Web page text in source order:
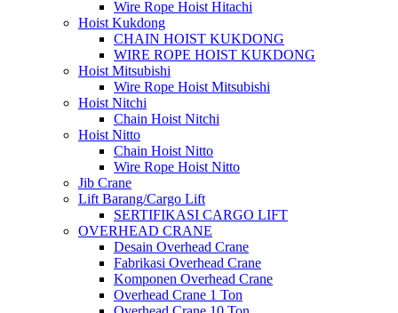
Wire Rope Hoist Hitachi
Hoist Kukdong
CHAIN HOIST KUKDONG
WIRE ROPE HOIST KUKDONG
Hoist Mitsubishi
Wire Rope Hoist Mitsubishi
Hoist Nitchi
Chain Hoist Nitchi
Hoist Nitto
Chain Hoist Nitto
Wire Rope Hoist Nitto
Jib Crane
Lift Barang/Cargo Lift
SERTIFIKASI CARGO LIFT
OVERHEAD CRANE
Desain Overhead Crane
Fabrikasi Overhead Crane
Komponen Overhead Crane
Overhead Crane 1 Ton